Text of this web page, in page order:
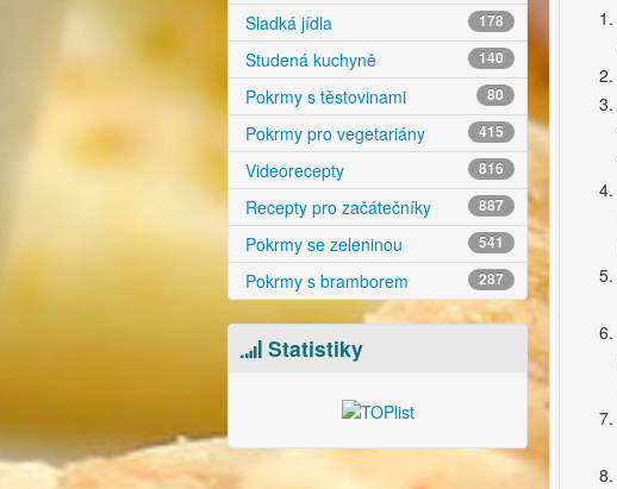
Sladká jídla 178
Studená kuchyně 140
Pokrmy s těstovinami 80
Pokrmy pro vegetariány 415
Videorecepty 816
Recepty pro začátečníky 887
Pokrmy se zeleninou 541
Pokrmy s bramborem 287
Statistiky